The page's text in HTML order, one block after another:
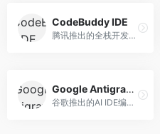
CodeBuddy IDE
腾讯推出的全栈开发AI IDE，整合腾讯云服务。面向开发者，提供代码生成、调试辅助、部署服务等功能，与腾讯云生态深度整合。
Google Antigravity
谷歌推出的AI IDE编程智能体，整合Google Cloud服务。面向谷歌生态开发者，提供智能编程辅助、云服务集成等功能。